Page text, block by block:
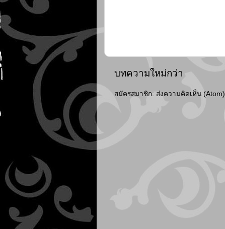
บทความใหม่กว่า
สมัครสมาชิก: ส่งความคิดเห็น (Atom)